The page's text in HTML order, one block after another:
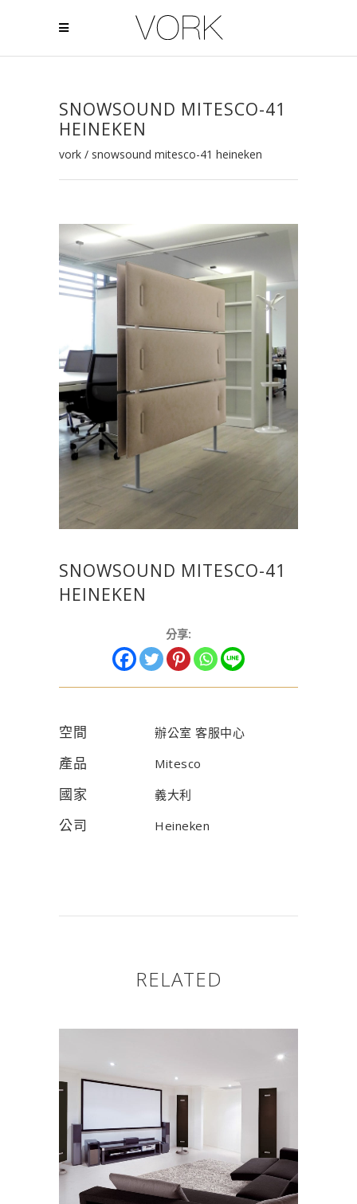
SNOWSOUND MITESCO-41
HEINEKEN
vork / snowsound mitesco-41 heineken
SNOWSOUND MITESCO-41
HEINEKEN
分享:
空間 辦公室 客服中心
產品 Mitesco
國家 義大利
公司 Heineken
RELATED